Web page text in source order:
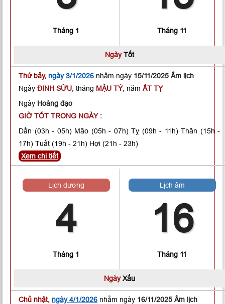
Tháng 1 Tháng 11
NgàyTốt
Thứ bảy, ngày 3/1/2026 nhằm ngày 15/11/2025 Âm lịch
Ngày ĐINH SỬU , tháng MẬU TÝ, năm ẤT TỴ
Ngày Hoàng đạo
GIỜ TỐT TRONG NGÀY :
Dần (03h - 05h) Mão (05h - 07h) Tỵ (09h - 11h) Thân (15h -
17h) Tuất (19h - 21h) Hợi (21h - 23h)
Xem chi tiết
Lịch dương
4
Tháng 1
Lịch âm
16
Tháng 11
NgàyXấu
Chủ nhật, ngày 4/1/2026 nhằm ngày 16/11/2025 Âm lịch